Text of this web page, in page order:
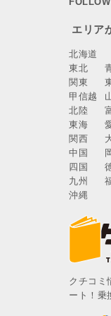
エリア
北海道
東北
関東
甲信越
北陸
東海
関西
中国
四国
九州
沖縄
クチコミ
ート！乗